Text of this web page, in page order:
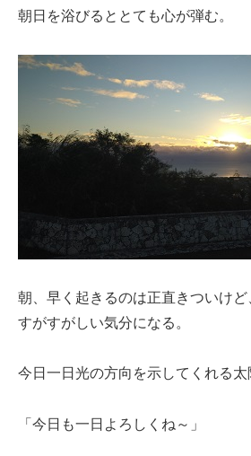
朝日を浴びるととても心が弾む。
朝、早く起きるのは正直きついけ
すがすがしい気分になる。
今日一日光の方向を示してくれる太
「今日も一日よろしくね～」